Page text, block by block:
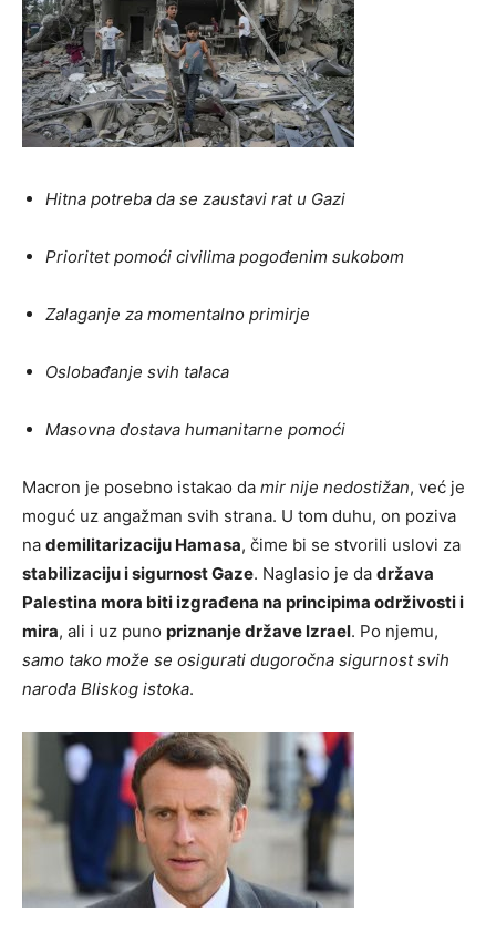
Hitna potreba da se zaustavi rat u Gazi
Prioritet pomoći civilima pogođenim sukobom
Zalaganje za momentalno primirje
Oslobađanje svih talaca
Masovna dostava humanitarne pomoći
Macron je posebno istakao da mir nije nedostižan, već je
moguć uz angažman svih strana. U tom duhu, on poziva
na demilitarizaciju Hamasa, čime bi se stvorili uslovi za
stabilizaciju i sigurnost Gaze. Naglasio je da država
Palestina mora biti izgrađena na principima održivosti i
mira, ali i uz puno priznanje države Izrael. Po njemu,
samo tako može se osigurati dugoročna sigurnost svih
naroda Bliskog istoka.